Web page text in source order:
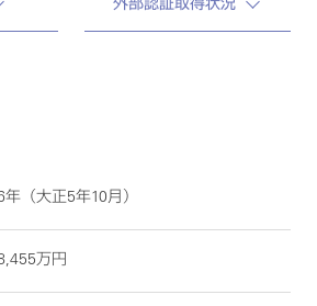
外部認証取得状況
年（大正5年10月）
万円